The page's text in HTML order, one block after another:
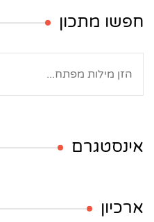
חפשו מתכון
אינסטגרם
ארכיון